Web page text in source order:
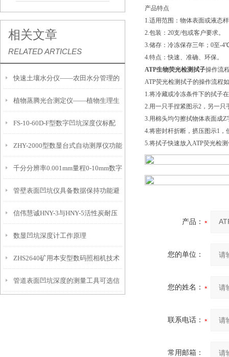
相关文章
RELATED ARTICLES
快速土壤水分仪——农田水分管理的
便携式检测工具
植物蒸腾光合测定仪——植物生理生
态的实时监测设备
FS-10-60D-F型数字凹坑深度仪标配
IP54级表头分辨率0.01mm量程
10mm！
ZHY-2000型数显台式自动测厚仪功能
特点
千分分辨率0.001mm量程0-10mm数字
埋头度仪技术参数！
管壁表面凹坑仪具备数据保持功能避
免测试过程中测针移动导致数据变动
信伟慧诚HNY-3与HNY-5活性炭耐压
强度测定仪技术参数！
数显凹坑深度计工作原理
ZHS2640矿用本安型数码照相机技术
参数！
管道表面凹坑深度的测量工具可选信
产品特点
1.适用范围：物体表面或液态
2.包装：20支/包或客户要求。
3.储存：冷冻保存三年；0至-
4.特点：快速、准确、环保。
ATP生物荧光检测拭子操作流
ATP荧光检测拭子的操作流程
1.将冷藏或冷冻条件下的拭子
2.用一只手捏紧图示2，另一
3.用棉头均匀擦拭物体表面成
4.将密封杆折断，挤压图示1
5.将拭子快速放入ATP荧光检
产品：
您的单位：
您的姓名：
联系电话：
常用邮箱：